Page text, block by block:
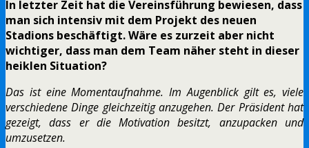
In letzter Zeit hat die Vereinsführung bewiesen, dass
man sich intensiv mit dem Projekt des neuen
Stadions beschäftigt. Wäre es zurzeit aber nicht
wichtiger, dass man dem Team näher steht in dieser
heiklen Situation?
Das ist eine Momentaufnahme. Im Augenblick gilt es, viele
verschiedene Dinge gleichzeitig anzugehen. Der Präsident hat
gezeigt, dass er die Motivation besitzt, anzupacken und
umzusetzen.